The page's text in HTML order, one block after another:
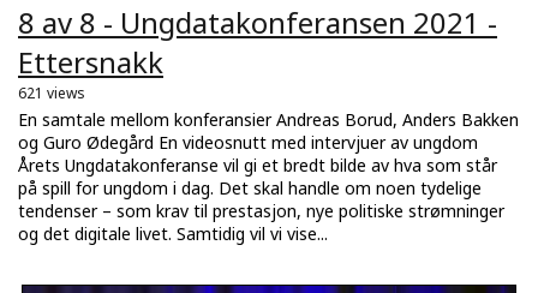
8 av 8 - Ungdatakonferansen 2021 -
Ettersnakk
621 views
En samtale mellom konferansier Andreas Borud, Anders Bakken
og Guro Ødegård En videosnutt med intervjuer av ungdom
Årets Ungdatakonferanse vil gi et bredt bilde av hva som står
på spill for ungdom i dag. Det skal handle om noen tydelige
tendenser – som krav til prestasjon, nye politiske strømninger
og det digitale livet. Samtidig vil vi vise...